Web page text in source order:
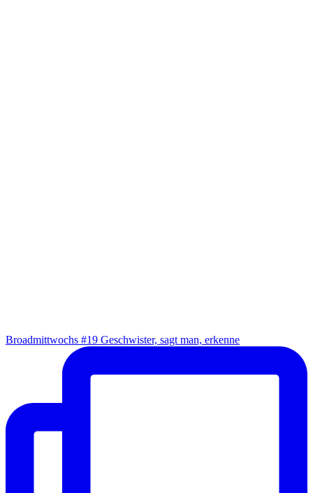
Broad­mitt­wochs #19 Geschwis­ter, sagt man, erkenne